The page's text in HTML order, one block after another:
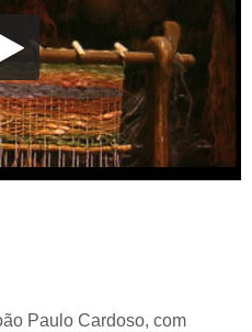
Paulo Cardoso, com